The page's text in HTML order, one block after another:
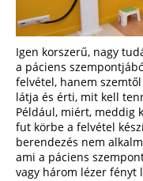
Igen korszerű, nagy
a páciens
felvétel, hanem
látja és érti, mit kell
Például, miért, meddig
fut körbe a felvétel
berendezés nem
ami a páciens
vagy három lézer fényt